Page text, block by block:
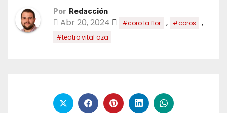
Por Redacción
Abr 20, 2024 #coro la flor , #coros ,
#teatro vital aza